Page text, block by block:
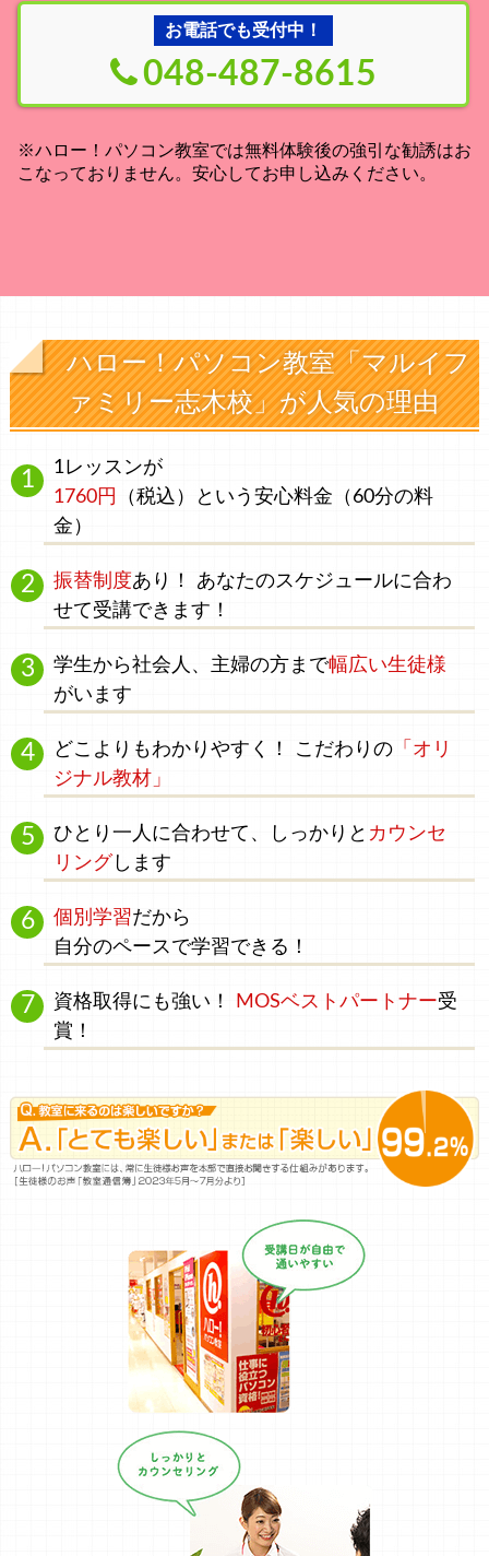
お電話でも受付中！
048-487-8615
※ハロー！パソコン教室では無料体験後の強引な勧誘はお
こなっておりません。安心してお申し込みください。
ハロー！パソコン教室「マルイフ
ァミリー志木校」が人気の理由
1レッスンが
1760円
（税込） という安心料金 （60分の料
金）
振替制度あり！ あなたのスケジュールに合わ
せて受講できます！
学生から社会人、主婦の方まで幅広い生徒様
がいます
どこよりもわかりやすく！ こだわりの 「オリ
ジナル教材」
ひとり一人に合わせて、 しっかりと カウンセ
リング します
個別学習だから
自分のペースで学習できる！
資格取得にも強い！ MOSベストパートナー受
賞！